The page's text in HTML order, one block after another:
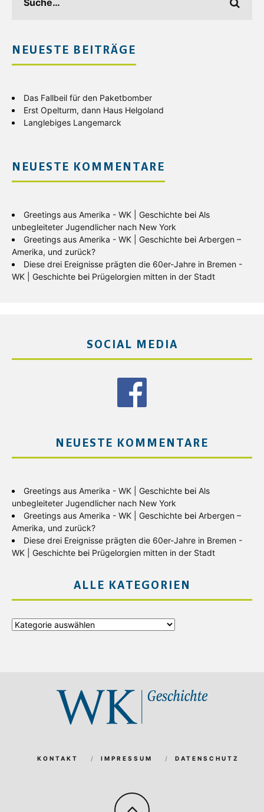
NEUESTE BEITRÄGE
Das Fallbeil für den Paketbomber
Erst Opelturm, dann Haus Helgoland
Langlebiges Langemarck
NEUESTE KOMMENTARE
Greetings aus Amerika - WK | Geschichte bei Als
unbegleiteter Jugendlicher nach New York
Greetings aus Amerika - WK | Geschichte bei Arbergen –
Amerika, und zurück?
Diese drei Ereignisse prägten die 60er-Jahre in Bremen -
WK | Geschichte bei Prügelorgien mitten in der Stadt
SOCIAL MEDIA
NEUESTE KOMMENTARE
Greetings aus Amerika - WK | Geschichte bei Als
unbegleiteter Jugendlicher nach New York
Greetings aus Amerika - WK | Geschichte bei Arbergen –
Amerika, und zurück?
Diese drei Ereignisse prägten die 60er-Jahre in Bremen -
WK | Geschichte bei Prügelorgien mitten in der Stadt
ALLE KATEGORIEN
Alle
KONTAKT IMPRESSUM DATENSCHUTZ